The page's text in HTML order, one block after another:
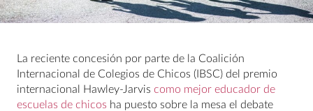
La reciente concesión por parte de la Coalición
Internacional de Colegios de Chicos (IBSC) del premio
internacional Hawley-Jarvis como mejor educador de
escuelas de chicos ha puesto sobre la mesa el debate